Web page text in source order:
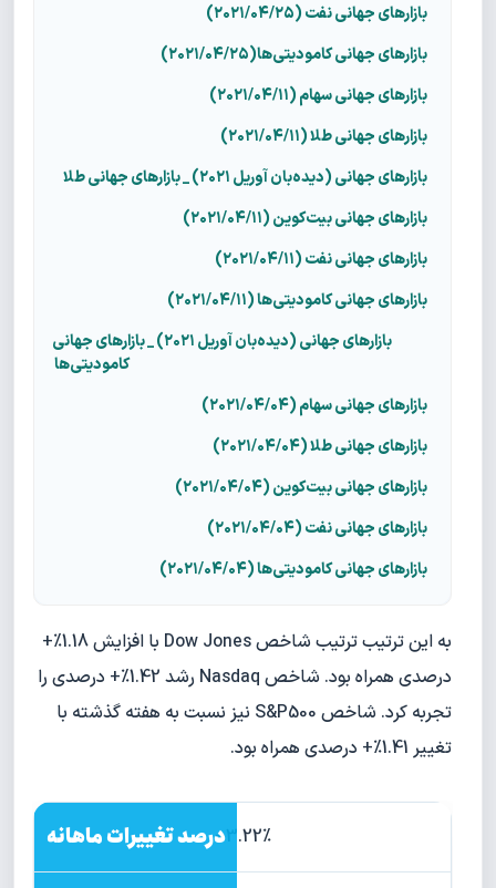
بازارهای جهانی نفت (۲۰۲۱/۰۴/۲۵)
بازارهای جهانی کامودیتی‌ها(۲۰۲۱/۰۴/۲۵)
بازارهای جهانی سهام (۲۰۲۱/۰۴/۱۱)
بازارهای جهانی طلا (۲۰۲۱/۰۴/۱۱)
بازارهای جهانی (دیده‌بان آوریل ۲۰۲۱) _ بازارهای جهانی طلا
بازارهای جهانی بیت‌کوین (۲۰۲۱/۰۴/۱۱)
بازارهای جهانی نفت (۲۰۲۱/۰۴/۱۱)
بازارهای جهانی کامودیتی‌ها (۲۰۲۱/۰۴/۱۱)
بازارهای جهانی (دیده‌بان آوریل ۲۰۲۱) _ بازارهای جهانی
کامودیتی‌ها
بازارهای جهانی سهام (۲۰۲۱/۰۴/۰۴)
بازارهای جهانی طلا (۲۰۲۱/۰۴/۰۴)
بازارهای جهانی بیت‌کوین (۲۰۲۱/۰۴/۰۴)
بازارهای جهانی نفت (۲۰۲۱/۰۴/۰۴)
بازارهای جهانی کامودیتی‌ها (۲۰۲۱/۰۴/۰۴)
به این ترتیب ترتیب شاخص Dow Jones با افزایش 1.18%+
درصدی همراه بود. شاخص Nasdaq رشد 1.42%+ درصدی را
تجربه کرد. شاخص S&P500 نیز نسبت به هفته گذشته با
تغییر 1.41%+ درصدی همراه بود.
3.22%+